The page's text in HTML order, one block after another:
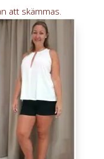
att skämmas.